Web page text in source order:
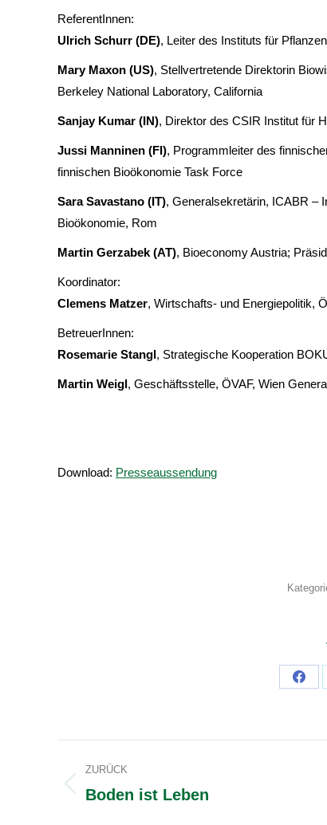
ReferentInnen:
Ulrich Schurr (DE), Leiter des Instituts für
Mary Maxon (US), Stellvertretende Direktorin
Berkeley National Laboratory, California
Sanjay Kumar (IN), Direktor des CSIR Institut für
Jussi Manninen (FI), Programmleiter des
finnischen Bioökonomie Task Force
Sara Savastano (IT), Generalsekretärin, ICABR –
Bioökonomie, Rom
Martin Gerzabek (AT), Bioeconomy Austria;
Koordinator:
Clemens Matzer, Wirtschafts- und Energiepolitik,
BetreuerInnen:
Rosemarie Stangl, Strategische Kooperation
Martin Weigl, Geschäftsstelle, ÖVAF, Wien
Download: Presseaussendung
ZURÜCK
Vorheriger
Boden ist Leben